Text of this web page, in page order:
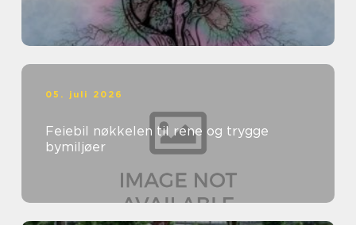
05. juli 2026
Feiebil nøkkelen til rene og trygge
bymiljøer